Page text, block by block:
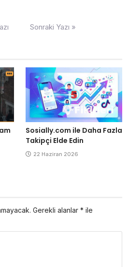
Sonraki Yazı »
Sosially.com ile Daha Fazla
Takipçi Elde Edin
22 Haziran 2026
Gerekli alanlar * ile